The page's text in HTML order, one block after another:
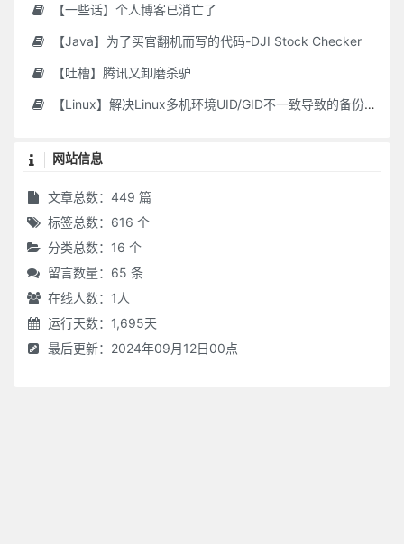
【一些话】个人博客已消亡了
【Java】为了买官翻机而写的代码-DJI Stock Checker
【吐槽】腾讯又卸磨杀驴
【Linux】解决Linux多机环境UID/GID不一致导致的备份权限问题
网站信息
文章总数：449 篇
标签总数：616 个
分类总数：16 个
留言数量：65 条
在线人数： 1 人
运行天数：1,695天
最后更新：2024年09月12日00点